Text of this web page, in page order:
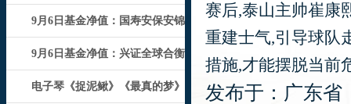
爪：白色短发又美又飒!
9月6日基金净值：国寿安保安锦
纯债一年定开债最新净值1.02
9月6日基金净值：兴证全球合衡
三年持有混合A最新净值0.63
电子琴《捉泥鳅》《最真的梦》
赛后,泰山主帅崔康
重建士气,引导球队
措施,才能摆脱当前
发布于：广东省